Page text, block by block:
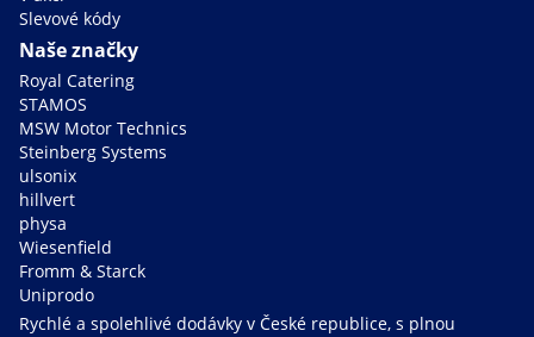
Slevové kódy
Naše značky
Royal Catering
STAMOS
MSW Motor Technics
Steinberg Systems
ulsonix
hillvert
physa
Wiesenfield
Fromm & Starck
Uniprodo
Rychlé a spolehlivé dodávky v České republice, s plnou